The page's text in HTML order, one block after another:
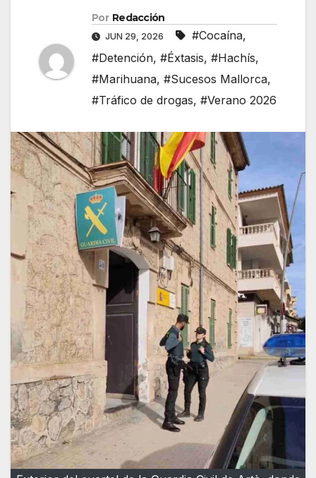
Por Redacción
JUN 29, 2026 #Cocaína,
#Detención, #Éxtasis, #Hachís,
#Marihuana, #Sucesos Mallorca,
#Tráfico de drogas, #Verano 2026